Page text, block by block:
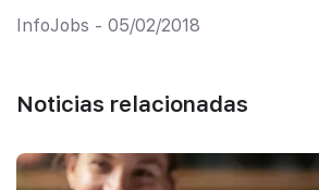
InfoJobs - 05/02/2018
Noticias relacionadas